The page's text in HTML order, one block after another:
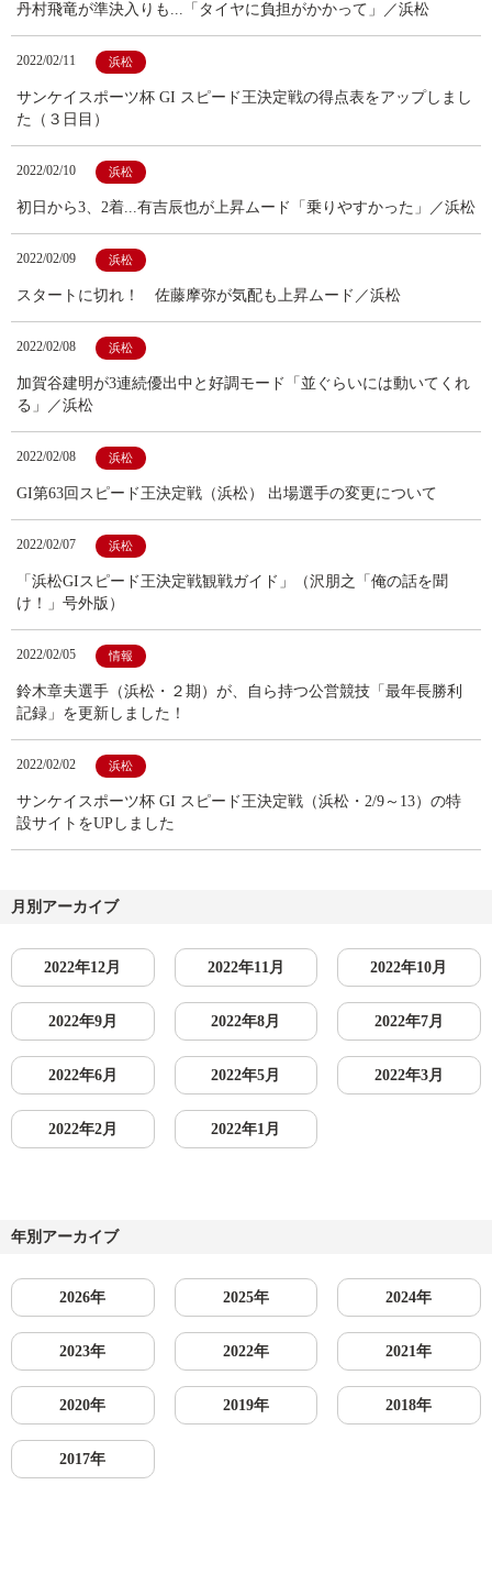
丹村飛竜が準決入りも...「タイヤに負担がかかって」／浜松
2022/02/11 浜松
サンケイスポーツ杯 GI スピード王決定戦の得点表をアップしまし
た（３日目）
2022/02/10 浜松
初日から3、2着...有吉辰也が上昇ムード「乗りやすかった」／浜松
2022/02/09 浜松
スタートに切れ！ 佐藤摩弥が気配も上昇ムード／浜松
2022/02/08 浜松
加賀谷建明が3連続優出中と好調モード「並ぐらいには動いてくれ
る」／浜松
2022/02/08 浜松
GI第63回スピード王決定戦（浜松） 出場選手の変更について
2022/02/07 浜松
「浜松GIスピード王決定戦観戦ガイド」（沢朋之「俺の話を聞
け！」号外版）
2022/02/05 情報
鈴木章夫選手（浜松・２期）が、自ら持つ公営競技「最年長勝利
記録」を更新しました！
2022/02/02 浜松
サンケイスポーツ杯 GI スピード王決定戦（浜松・2/9～13）の特
設サイトをUPしました
月別アーカイブ
2022年12月 2022年11月 2022年10月
2022年9月 2022年8月 2022年7月
2022年6月 2022年5月 2022年3月
2022年2月 2022年1月
年別アーカイブ
2026年 2025年 2024年
2023年 2022年 2021年
2020年 2019年 2018年
2017年